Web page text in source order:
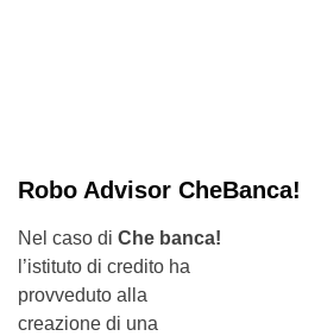
Robo Advisor CheBanca!
Nel caso di Che banca!
l’istituto di credito ha
provveduto alla
creazione di una